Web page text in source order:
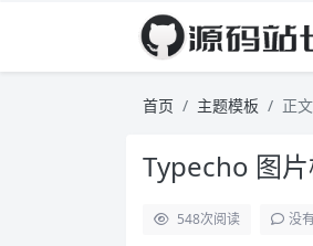
首页 主题模板 正文
Typecho 图
548次阅读 没